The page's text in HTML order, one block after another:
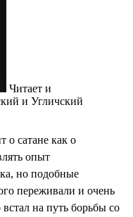
Читает и
и Угличский
о сатане как о
опыт
но подобные
переживали и очень
на путь борьбы со